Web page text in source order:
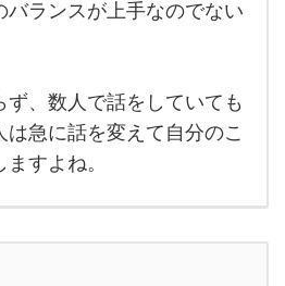
バランスが上手なのでない
ず、数人で話をしていても
急に話を変えて自分のこ
すよね。